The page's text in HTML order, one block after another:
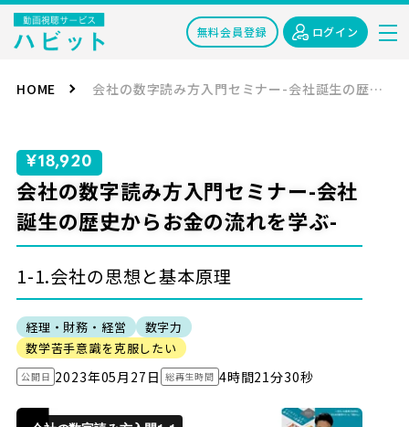
無料会員登録 ログイン
HOME 会社の数字読み方入門セミナー-会社誕生の歴史からお金の流れを学ぶ-
¥18,920
会社の数字読み方入門セミナー-会社
誕生の歴史からお金の流れを学ぶ-
1-1.会社の思想と基本原理
経理・財務・経営
数字力
数学苦手意識を克服したい
公開日 2023年05月27日 総再生時間 4時間21分30秒